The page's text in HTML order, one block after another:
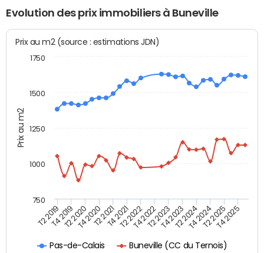
Evolution des prix immobiliers à Buneville
Prix au m2
Prix au m2 (source : estimations JDN)
Pas-de-Calais Buneville (CC du Ternois)
T2 2019T4 2019T2 2020T4 2020T2 2021T4 2021T2 2022T4 2022T2 2023T4 2023T2 2024T4 2024T2 2025T4 2025
1000
750
1250
1500
1750